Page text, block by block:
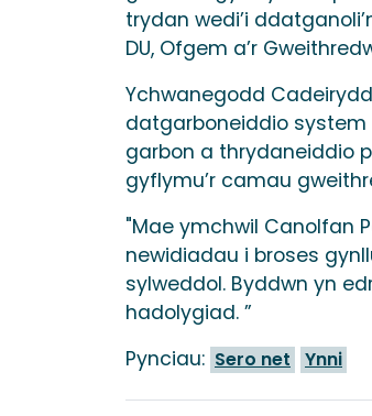
trydan wedi’i
DU, Ofgem a’r
Ychwanegodd
datgarboneiddio
garbon a thrydaneiddio
gyflymu’r camau
"Mae ymchwil Canolfan
newidiadau i broses
sylweddol. Byddwn yn
hadolygiad. ”
Pynciau: Sero net Ynni